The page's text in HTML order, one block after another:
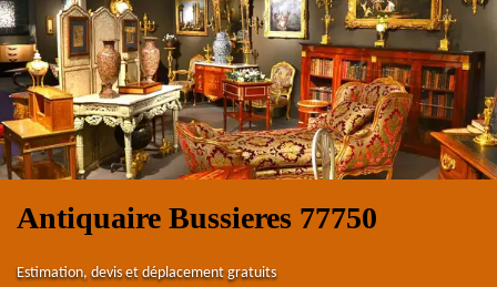
Antiquaire Bussieres 77750
Estimation, devis et déplacement gratuits